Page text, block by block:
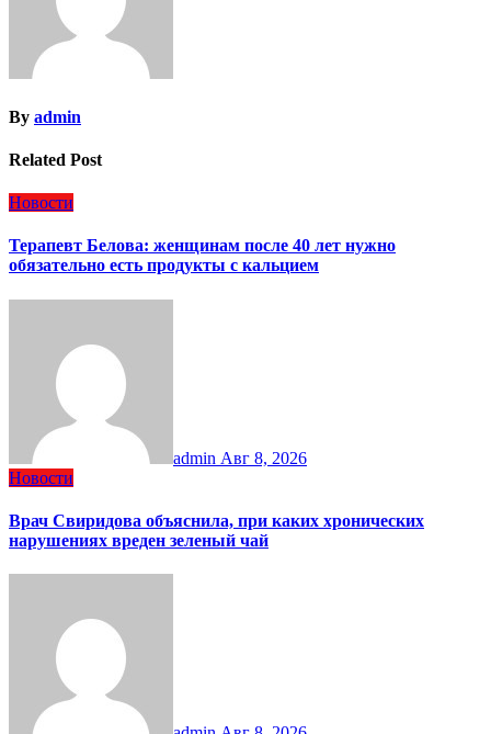
By admin
Related Post
Новости
Терапевт Белова: женщинам после 40 лет нужно
обязательно есть продукты с кальцием
admin Авг 8, 2026
Новости
Врач Свиридова объяснила, при каких хронических
нарушениях вреден зеленый чай